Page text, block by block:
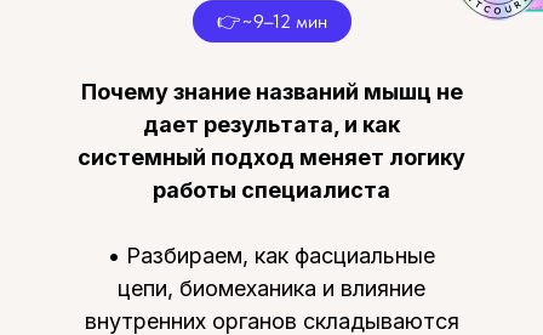
Почему знание названий мышц не
дает результата, и как
системный подход меняет логику
работы специалиста
• Разбираем, как фасциальные
цепи, биомеханика и влияние
внутренних органов складываются
👉~9–12 мин